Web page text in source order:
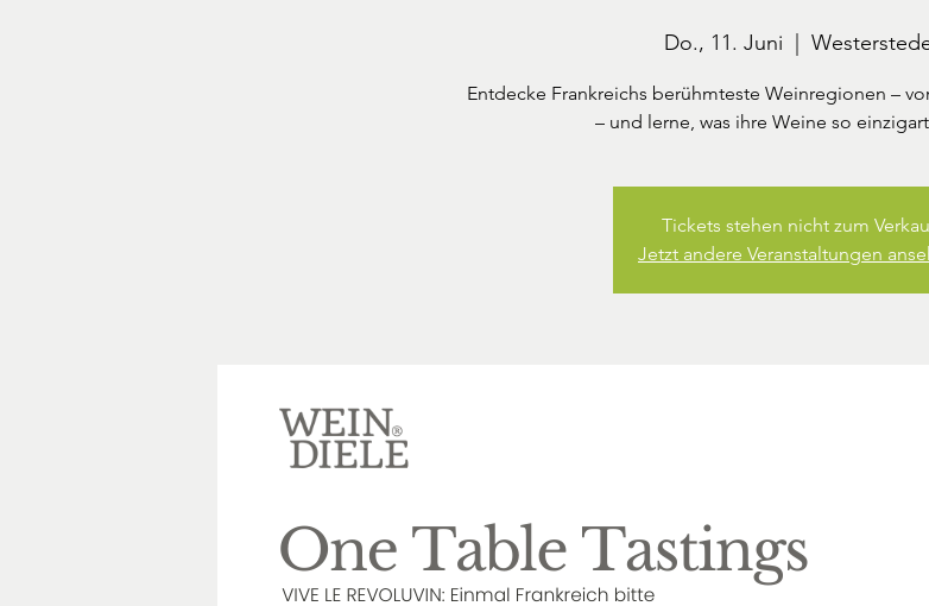
Do., 11. Juni
  |
Entdecke Frankreichs berühmteste Weinregionen –
– und lerne, was ihre Weine so
Tickets stehen nicht zum
Jetzt andere Veranstaltungen